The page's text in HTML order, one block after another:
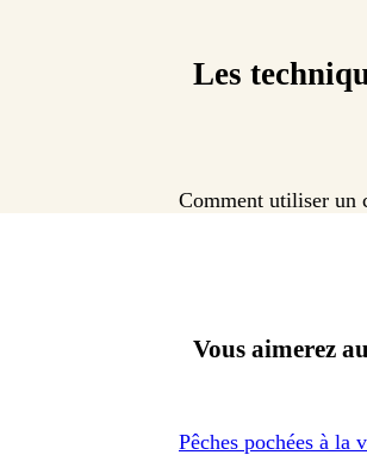
Les
Comment utiliser un
Vous aimerez
Pêches pochées à la